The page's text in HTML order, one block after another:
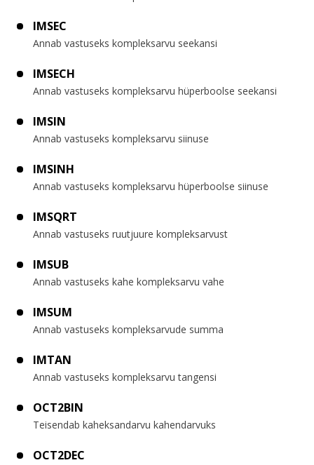
IMSEC
Annab vastuseks kompleksarvu seekansi
IMSECH
Annab vastuseks kompleksarvu hüperboolse seekansi
IMSIN
Annab vastuseks kompleksarvu siinuse
IMSINH
Annab vastuseks kompleksarvu hüperboolse siinuse
IMSQRT
Annab vastuseks ruutjuure kompleksarvust
IMSUB
Annab vastuseks kahe kompleksarvu vahe
IMSUM
Annab vastuseks kompleksarvude summa
IMTAN
Annab vastuseks kompleksarvu tangensi
OCT2BIN
Teisendab kaheksandarvu kahendarvuks
OCT2DEC